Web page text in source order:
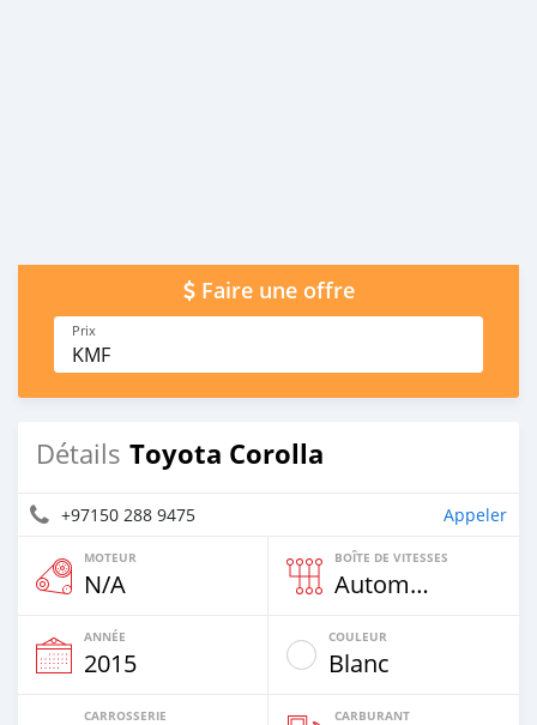
Faire une offre
Prix
KMF
Détails Toyota Corolla
+97150 288 9475 Appeler
MOTEUR
N/A
BOÎTE DE VITESSES
Automatique
ANNÉE
2015
COULEUR
Blanc
CARROSSERIE CARBURANT